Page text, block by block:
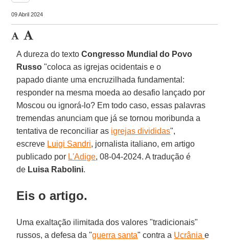
09 Abril 2024
A dureza do textoCongresso Mundial do Povo
Russo "coloca as igrejas ocidentais e o
papado diante uma encruzilhada fundamental:
responder na mesma moeda ao desafio lançado por
Moscou ou ignorá-lo? Em todo caso, essas palavras
tremendas anunciam que já se tornou moribunda a
tentativa de reconciliar as igrejas divididas",
escreve Luigi Sandri, jornalista italiano, em artigo
publicado por L'Adige, 08-04-2024. A tradução é
de Luisa Rabolini.
Eis o artigo.
Uma exaltação ilimitada dos valores "tradicionais"
russos, a defesa da "guerra santa" contra a Ucrâniae